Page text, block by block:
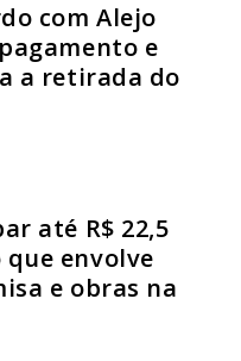
com Alejo
e
a retirada do
até R$ 22,5
envolve
e obras na